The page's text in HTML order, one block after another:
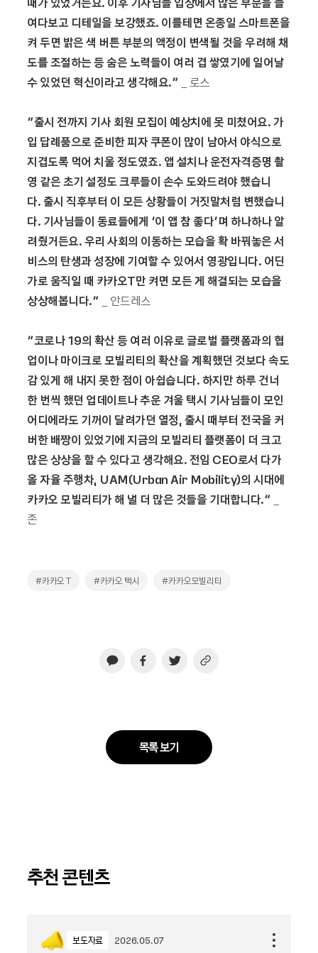
여다보고 디테일을 보강했죠. 이를테면 온종일 스마트폰을
켜 두면 밝은 색 버튼 부분의 액정이 변색될 것을 우려해 채
도를 조절하는 등 숨은 노력들이 여러 겹 쌓였기에 일어날
수 있었던 혁신이라고 생각해요.” _ 로스
“출시 전까지 기사 회원 모집이 예상치에 못 미쳤어요.가
입 답례품으로 준비한 피자 쿠폰이 많이 남아서 야식으로
지겹도록 먹어 치울 정도였죠. 앱 설치나 운전자격증명 촬
영 같은 초기 설정도 크루들이 손수 도와드려야 했습니
다.출시 직후부터 이 모든 상황들이 거짓말처럼 변했습니
다. 기사님들이 동료들에게 ‘이 앱 참 좋다’며 하나하나 알
려줬거든요.우리 사회의 이동하는 모습을 확 바꿔놓은 서
비스의 탄생과 성장에 기여할 수 있어서 영광입니다. 어딘
가로 움직일 때 카카오T만 켜면 모든 게 해결되는 모습을
상상해봅니다.” _ 안드레스
“코로나 19의 확산 등 여러 이유로 글로벌 플랫폼과의 협
업이나 마이크로 모빌리티의 확산을 계획했던 것보다 속도
감 있게 해 내지 못한 점이 아쉽습니다. 하지만 하루 건너
한 번씩 했던 업데이트나 추운 겨울 택시 기사님들이 모인
어디에라도 기꺼이 달려가던 열정, 출시 때부터 전국을 커
버한 배짱이 있었기에 지금의 모빌리티 플랫폼이 더 크고
많은 상상을 할 수 있다고 생각해요.전임 CEO로서 다가
올 자율 주행차, UAM(Urban Air Mobility)의 시대에
카카오 모빌리티가 해 낼 더 많은 것들을 기대합니다.”
존
#카카오 T #카카오 택시 #카카오모빌리티
목록 보기
추천 콘텐츠
보도자료 2026.05.07